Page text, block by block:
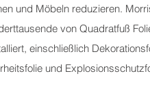
und Möbeln reduzieren.
von Quadratfuß
einschließlich
und